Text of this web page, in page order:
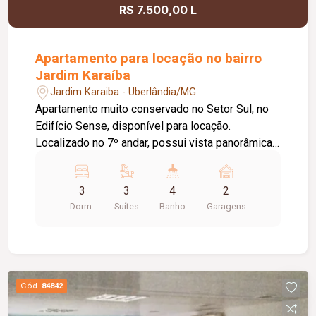
R$ 7.500,00 L
Apartamento para locação no bairro
Jardim Karaíba
Jardim Karaiba - Uberlândia/MG
Apartamento muito conservado no Setor Sul, no
Edifício Sense, disponível para locação.
Localizado no 7º andar, possui vista panorâmica
dois apartamentos por andar, além de fechadura
eletrônica. O imóvel dispõe de lavabo com
acabamento em mármore e sala ampla em dois
sacada possui churrasqueira e tela de proteção.
A cozinha é integrada e planejada, equipada com
armários, cooktop, lava-louças, purificador de
3
Dorm.
3
Suítes
4
Banho
2
Garagens
Cód. 84842